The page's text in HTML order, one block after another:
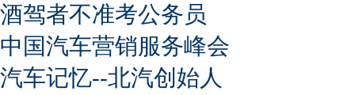
酒驾者不准考公务员
中国汽车营销服务峰会
汽车记忆--北汽创始人